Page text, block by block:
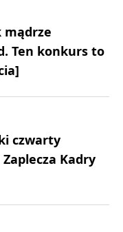
mądrze
Ten konkurs to
czwarty
Kadry